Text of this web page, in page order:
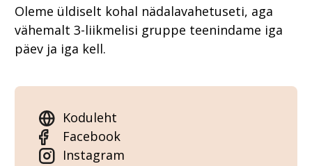
Oleme üldiselt kohal nädalavahetuseti, aga
vähemalt 3-liikmelisi gruppe teenindame iga
päev ja iga kell.
Koduleht
Facebook
Instagram